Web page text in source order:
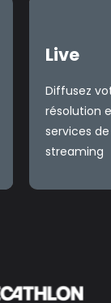
Live
Diffusez
résolution
services
streaming